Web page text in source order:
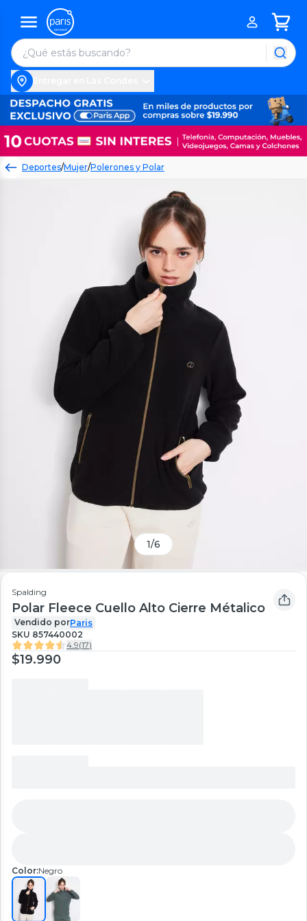
Deportes/Mujer/Polerones y Polar
1/6
Spalding
Polar Fleece Cuello Alto Cierre Métalico
Vendido porParis
SKU 857440002
4.9(17)
$19.990
Color:Negro